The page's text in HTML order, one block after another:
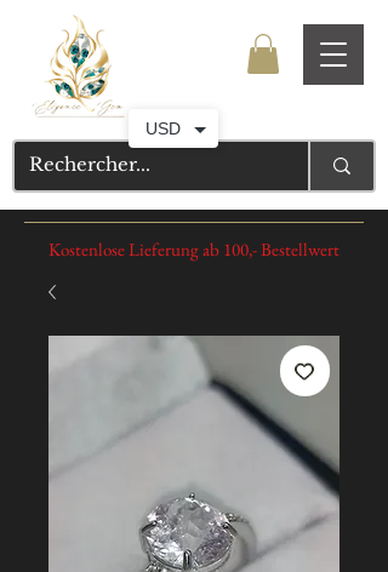
Kostenlose Lieferung ab 100,- Bestellwert
USD